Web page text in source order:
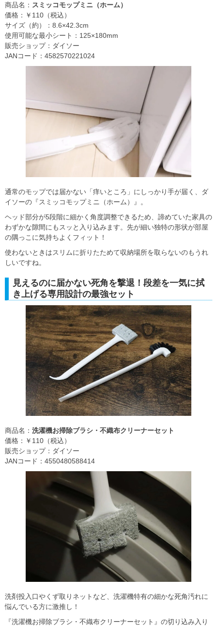
商品名： スミッコモップミニ（ホーム）
価格：￥110（税込）
サイズ（約）：8.6×42.3cm
使用可能な最小シート：125×180mm
販売ショップ：ダイソー
JANコード：4582570221024
通常のモップでは届かない「痒いところ」にしっかり手が届く、ダ
イソーの『スミッコモップミニ（ホーム）』。
ヘッド部分が5段階に細かく角度調整できるため、諦めていた家具の
わずかな隙間にもスッと入り込みます。先が細い独特の形状が部屋
の隅っこに気持ちよくフィット！
使わないときはスリムに折りたためて収納場所を取らないのもうれ
しいですね。
見えるのに届かない死角を撃退！段差を一気に拭
き上げる専用設計の最強セット
商品名： 洗濯機お掃除ブラシ・不織布クリーナーセット
価格：￥110（税込）
販売ショップ：ダイソー
JANコード：4550480588414
洗剤投入口やくず取りネットなど、洗濯機特有の細かな死角汚れに
悩んでいる方に激推し！
『洗濯機お掃除ブラシ・不織布クリーナーセット』の切り込み入り